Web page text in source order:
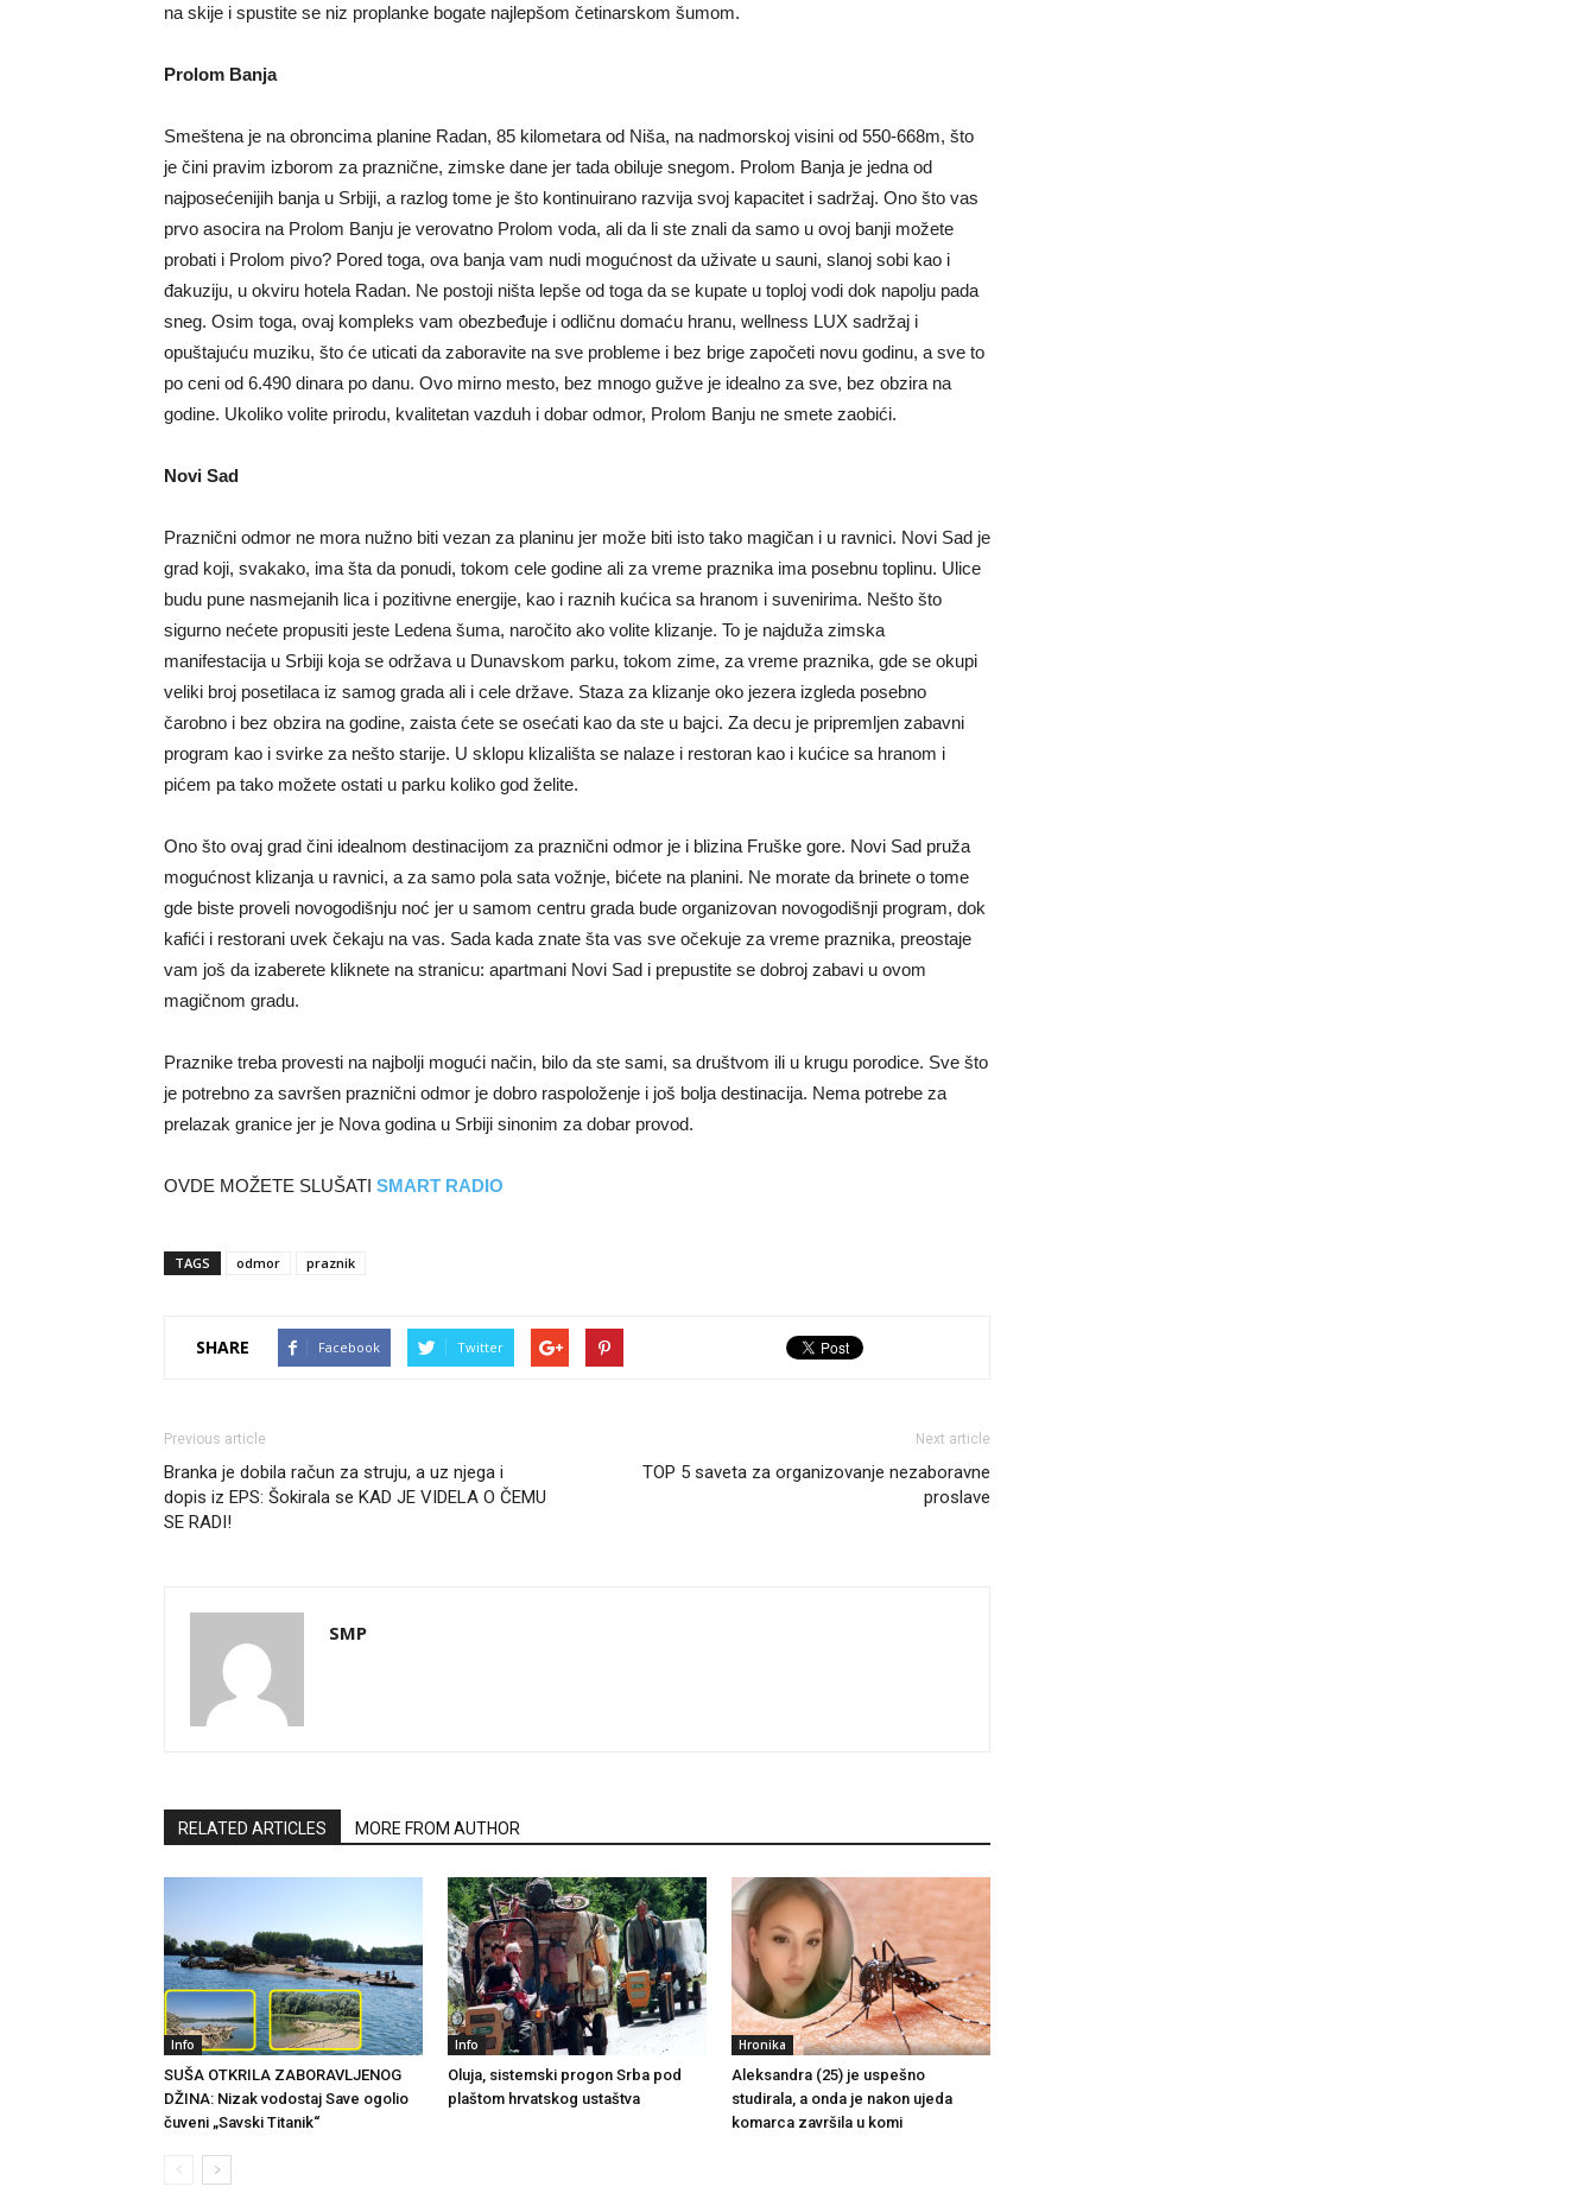
na skije i spustite se niz proplanke bogate najlepšom četinarskom šumom.
Prolom Banja
Smeštena je na obroncima planine Radan, 85 kilometara od Niša, na nadmorskoj visini od 550-668m, što
je čini pravim izborom za praznične, zimske dane jer tada obiluje snegom. Prolom Banja je jedna od
najposećenijih banja u Srbiji, a razlog tome je što kontinuirano razvija svoj kapacitet i sadržaj. Ono što vas
prvo asocira na Prolom Banju je verovatno Prolom voda, ali da li ste znali da samo u ovoj banji možete
probati i Prolom pivo? Pored toga, ova banja vam nudi mogućnost da uživate u sauni, slanoj sobi kao i
đakuziju, u okviru hotela Radan. Ne postoji ništa lepše od toga da se kupate u toploj vodi dok napolju pada
sneg. Osim toga, ovaj kompleks vam obezbeđuje i odličnu domaću hranu, wellness LUX sadržaj i
opuštajuću muziku, što će uticati da zaboravite na sve probleme i bez brige započeti novu godinu, a sve to
po ceni od 6.490 dinara po danu. Ovo mirno mesto, bez mnogo gužve je idealno za sve, bez obzira na
godine. Ukoliko volite prirodu, kvalitetan vazduh i dobar odmor, Prolom Banju ne smete zaobići.
Novi Sad
Praznični odmor ne mora nužno biti vezan za planinu jer može biti isto tako magičan i u ravnici. Novi Sad je
grad koji, svakako, ima šta da ponudi, tokom cele godine ali za vreme praznika ima posebnu toplinu. Ulice
budu pune nasmejanih lica i pozitivne energije, kao i raznih kućica sa hranom i suvenirima. Nešto što
sigurno nećete propusiti jeste Ledena šuma, naročito ako volite klizanje. To je najduža zimska
manifestacija u Srbiji koja se održava u Dunavskom parku, tokom zime, za vreme praznika, gde se okupi
veliki broj posetilaca iz samog grada ali i cele države. Staza za klizanje oko jezera izgleda posebno
čarobno i bez obzira na godine, zaista ćete se osećati kao da ste u bajci. Za decu je pripremljen zabavni
program kao i svirke za nešto starije. U sklopu klizališta se nalaze i restoran kao i kućice sa hranom i
pićem pa tako možete ostati u parku koliko god želite.
Ono što ovaj grad čini idealnom destinacijom za praznični odmor je i blizina Fruške gore. Novi Sad pruža
mogućnost klizanja u ravnici, a za samo pola sata vožnje, bićete na planini. Ne morate da brinete o tome
gde biste proveli novogodišnju noć jer u samom centru grada bude organizovan novogodišnji program, dok
kafići i restorani uvek čekaju na vas. Sada kada znate šta vas sve očekuje za vreme praznika, preostaje
vam još da izaberete kliknete na stranicu: apartmani Novi Sad i prepustite se dobroj zabavi u ovom
magičnom gradu.
Praznike treba provesti na najbolji mogući način, bilo da ste sami, sa društvom ili u krugu porodice. Sve što
je potrebno za savršen praznični odmor je dobro raspoloženje i još bolja destinacija. Nema potrebe za
prelazak granice jer je Nova godina u Srbiji sinonim za dobar provod.
OVDE MOŽETE SLUŠATI SMART RADIO
TAGS odmor praznik
SHARE Facebook Twitter
Previous article
Branka je dobila račun za struju, a uz njega i
dopis iz EPS: Šokirala se KAD JE VIDELA O ČEMU
SE RADI!
Next article
TOP 5 saveta za organizovanje nezaboravne
proslave
SMP
RELATED ARTICLES MORE FROM AUTHOR
Info
SUŠA OTKRILA ZABORAVLJENOG
DŽINA: Nizak vodostaj Save ogolio
čuveni „Savski Titanik“
Info
Oluja, sistemski progon Srba pod
plaštom hrvatskog ustaštva
Hronika
Aleksandra (25) je uspešno
studirala, a onda je nakon ujeda
komarca završila u komi